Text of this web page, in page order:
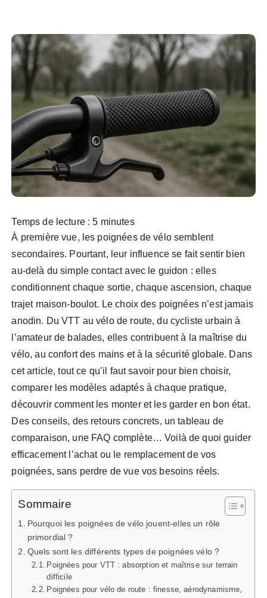
Temps de lecture :5 minutes
À première vue, les poignées de vélo semblent
secondaires. Pourtant, leur influence se fait sentir bien
au-delà du simple contact avec le guidon : elles
conditionnent chaque sortie, chaque ascension, chaque
trajet maison-boulot. Le choix des poignées n’est jamais
anodin. Du VTT au vélo de route, du cycliste urbain à
l’amateur de balades, elles contribuent à la maîtrise du
vélo, au confort des mains et à la sécurité globale. Dans
cet article, tout ce qu’il faut savoir pour bien choisir,
comparer les modèles adaptés à chaque pratique,
découvrir comment les monter et les garder en bon état.
Des conseils, des retours concrets, un tableau de
comparaison, une FAQ complète… Voilà de quoi guider
efficacement l’achat ou le remplacement de vos
poignées, sans perdre de vue vos besoins réels.
Sommaire
Pourquoi les poignées de vélo jouent-elles un rôle
primordial ?
Quels sont les différents types de poignées vélo ?
Poignées pour VTT : absorption et maîtrise sur terrain
difficile
Poignées pour vélo de route : finesse, aérodynamisme,